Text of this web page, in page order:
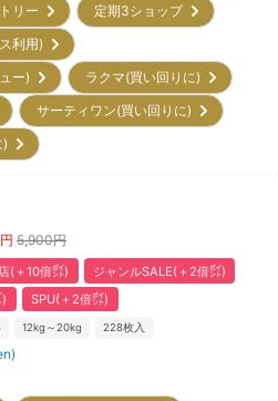
トリー
定期3ショップ
ス利用)
ュー)
ラクマ(買い回りに)
サーティワン(買い回りに)
)
円 5,900円
(＋10倍㌽)
ジャンルSALE(＋2倍㌽)
SPU(＋2倍㌽)
12kg～20kg 228枚入